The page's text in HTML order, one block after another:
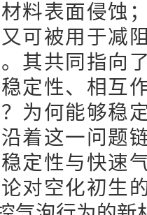
料表面侵蚀
可被用于减
其共同指向
定性、相互
为何能够稳
着这一问题
定性与快速
对空化初生